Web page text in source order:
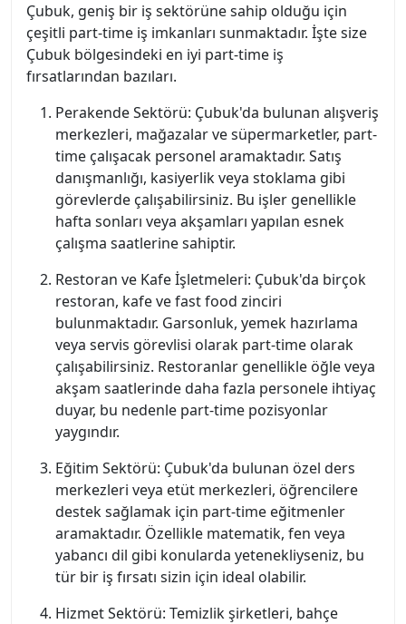
Çubuk, geniş bir iş sektörüne sahip olduğu için
çeşitli part-time iş imkanları sunmaktadır. İşte size
Çubuk bölgesindeki en iyi part-time iş
fırsatlarından bazıları.
Perakende Sektörü: Çubuk'da bulunan alışveriş
merkezleri, mağazalar ve süpermarketler, part-
time çalışacak personel aramaktadır. Satış
danışmanlığı, kasiyerlik veya stoklama gibi
görevlerde çalışabilirsiniz. Bu işler genellikle
hafta sonları veya akşamları yapılan esnek
çalışma saatlerine sahiptir.
Restoran ve Kafe İşletmeleri: Çubuk'da birçok
restoran, kafe ve fast food zinciri
bulunmaktadır. Garsonluk, yemek hazırlama
veya servis görevlisi olarak part-time olarak
çalışabilirsiniz. Restoranlar genellikle öğle veya
akşam saatlerinde daha fazla personele ihtiyaç
duyar, bu nedenle part-time pozisyonlar
yaygındır.
Eğitim Sektörü: Çubuk'da bulunan özel ders
merkezleri veya etüt merkezleri, öğrencilere
destek sağlamak için part-time eğitmenler
aramaktadır. Özellikle matematik, fen veya
yabancı dil gibi konularda yetenekliyseniz, bu
tür bir iş fırsatı sizin için ideal olabilir.
Hizmet Sektörü: Temizlik şirketleri, bahçe